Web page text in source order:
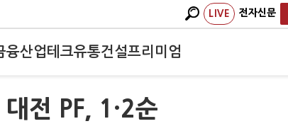
LIVE 전자신문
융산업테크유통건설프리미엄
전 PF, 1·2순